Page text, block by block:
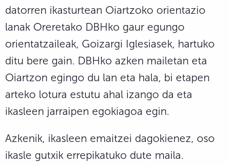
datorren ikasturtean Oiartzoko orientazio
lanak Oreretako DBHko gaur egungo
orientatzaileak, Goizargi Iglesiasek, hartuko
ditu bere gain. DBHko azken mailetan eta
Oiartzon egingo du lan eta hala, bi etapen
arteko lotura estutu ahal izango da eta
ikasleen jarraipen egokiagoa egin.
Azkenik, ikasleen emaitzei dagokienez, oso
ikasle gutxik errepikatuko dute maila.